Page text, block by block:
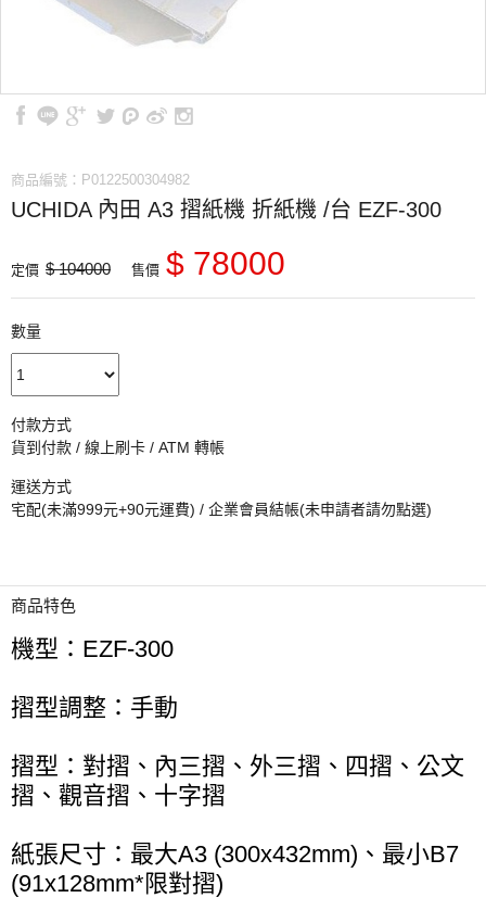
商品編號：P0122500304982
UCHIDA 內田 A3 摺紙機 折紙機 /台 EZF-300
定價 $ 104000 售價 $ 78000
數量
付款方式
貨到付款 / 線上刷卡 / ATM 轉帳
運送方式
宅配(未滿999元+90元運費) / 企業會員結帳(未申請者請勿點選)
商品特色
機型：EZF-300
摺型調整：手動
摺型：對摺、內三摺、外三摺、四摺、公文
摺、觀音摺、十字摺
紙張尺寸：最大A3 (300x432mm)、最小B7
(91x128mm*限對摺)